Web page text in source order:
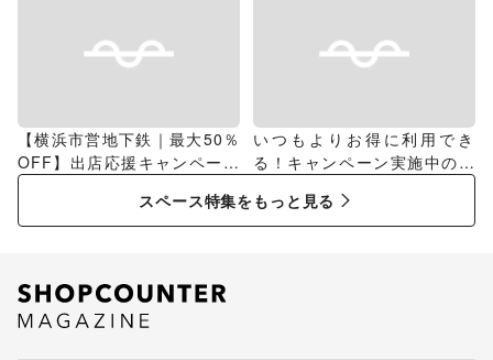
【横浜市営地下鉄｜最大50％
OFF】出店応援キャンペーン
特集
いつもよりお得に利用でき
る！キャンペーン実施中のス
スペース特集をもっと見る